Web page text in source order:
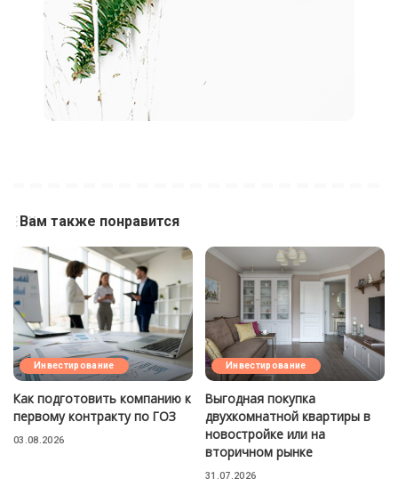
Вам также понравится
Инвестирование
Как подготовить компанию к
первому контракту по ГОЗ
03.08.2026
Инвестирование
Выгодная покупка
двухкомнатной квартиры в
новостройке или на
вторичном рынке
31.07.2026